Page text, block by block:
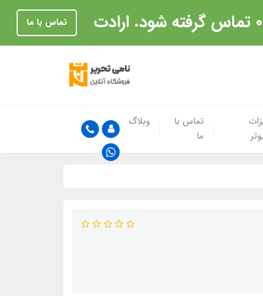
تماس با ما
تماس با
ما
وبلاگ